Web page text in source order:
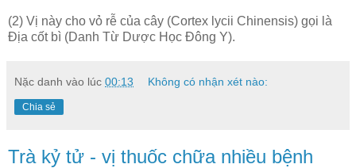
(2) Vị này cho vỏ rễ của cây (Cortex lycii Chinensis) gọi là
Địa cốt bì (Danh Từ Dược Học Đông Y).
Nặc danh vào lúc 00:13 Không có nhận xét nào:
Chia sẻ
Trà kỷ tử - vị thuốc chữa nhiều bệnh